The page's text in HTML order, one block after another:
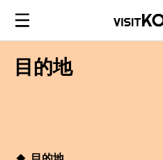
目的地